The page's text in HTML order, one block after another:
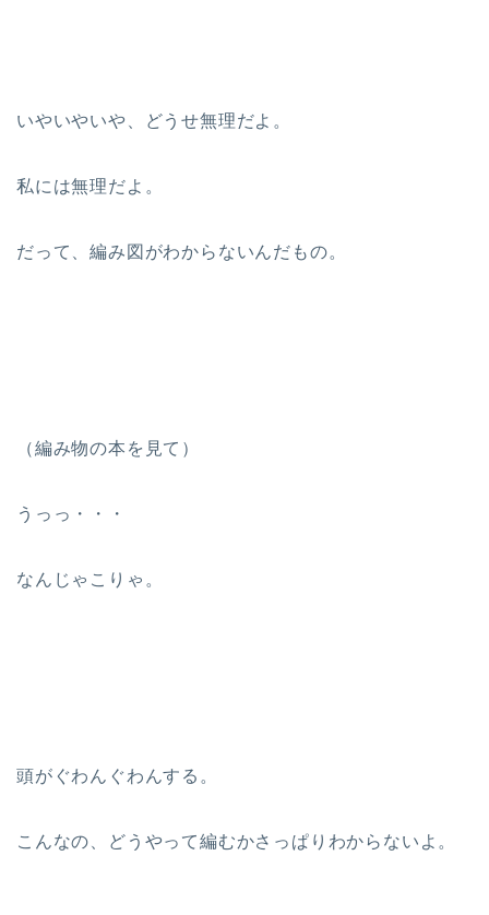
いやいやいや、どうせ無理だよ。
私には無理だよ。
だって、編み図がわからないんだもの。
（編み物の本を見て）
うっっ・・・
なんじゃこりゃ。
頭がぐわんぐわんする。
こんなの、どうやって編むかさっぱりわからないよ。